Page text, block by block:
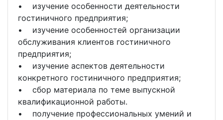
• изучение особенности деятельности
гостиничного предприятия;
• изучение особенностей организации
обслуживания клиентов гостиничного
предприятия;
• изучение аспектов деятельности
конкретного гостиничного предприятия;
• сбор материала по теме выпускной
квалификационной работы.
• получение профессиональных умений и